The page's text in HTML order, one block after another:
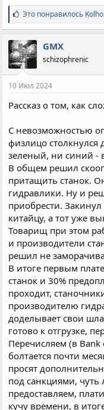
С
и
м
п
а
т
и
:
Это понравилось
GMX
schizophrenic
10 Июл 2024
Рассказ о том, как
С невозможностью
физлицо
зеленый, ни синий -
В общем решил
притащить станок.
гидравлики. Ну и
приобрести.
китайцу, а тот уже
Товарищ при этом
и производители
решил не
В итоге первым
станок и 30%
проходит,
производителю
доделывает свои
готово к отгрузке,
Перечисляем (в Bank
болтается почти
просят
под санкциями,
предоставляем,
кучу времени, в